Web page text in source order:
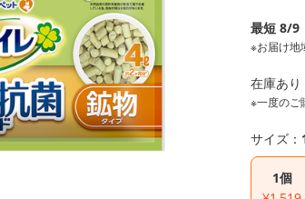
最短 8/9
※お届け地
在庫あり
※一度のご
サイズ：
1個